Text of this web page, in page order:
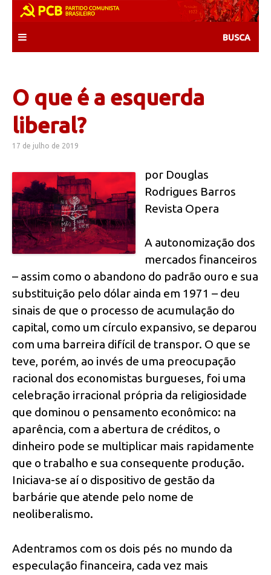
content
O que é a esquerda
liberal?
17 de julho de 2019
por Douglas
Rodrigues Barros
Revista Opera
A autonomização dos
mercados financeiros
– assim como o abandono do padrão ouro e sua
substituição pelo dólar ainda em 1971 – deu
sinais de que o processo de acumulação do
capital, como um círculo expansivo, se deparou
com uma barreira difícil de transpor. O que se
teve, porém, ao invés de uma preocupação
racional dos economistas burgueses, foi uma
celebração irracional própria da religiosidade
que dominou o pensamento econômico: na
aparência, com a abertura de créditos, o
dinheiro pode se multiplicar mais rapidamente
que o trabalho e sua consequente produção.
Iniciava-se aí o dispositivo de gestão da
barbárie que atende pelo nome de
neoliberalismo.
Adentramos com os dois pés no mundo da
especulação financeira, cada vez mais